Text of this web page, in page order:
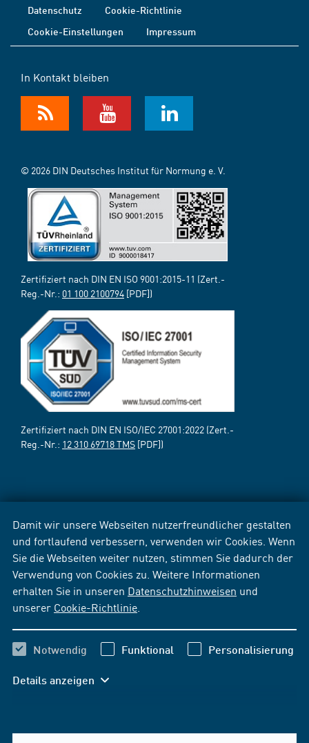
Damit wir unsere Webseiten nutzerfreundlicher gestalten
und fortlaufend verbessern, verwenden wir Cookies. Wenn
Sie die Webseiten weiter nutzen, stimmen Sie dadurch der
Verwendung von Cookies zu. Weitere Informationen
erhalten Sie in unseren Datenschutzhinweisen und
unserer Cookie-Richtlinie
Notwendig Funktional Personalisierung
Details anzeigen
Datenschutz
Cookie-Richtlinie
Cookie-Einstellungen
Impressum
In Kontakt bleiben
© 2026 DIN Deutsches Institut für Normung e. V.
Zertifiziert nach DIN EN ISO 9001:2015-11 (Zert.-
Reg.-Nr.: 01 100 2100794 [PDF])
Zertifiziert nach DIN EN ISO/IEC 27001:2022 (Zert.-
Reg.-Nr.: 12 310 69718 TMS [PDF])